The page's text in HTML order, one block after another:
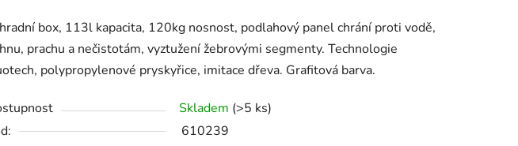
box, 113l kapacita, 120kg nosnost, podlahový panel chrání proti vodě,
prachu a nečistotám, vyztužení žebrovými segmenty. Technologie
polypropylenové pryskyřice, imitace dřeva. Grafitová barva.
Skladem (>5 ks)
610239